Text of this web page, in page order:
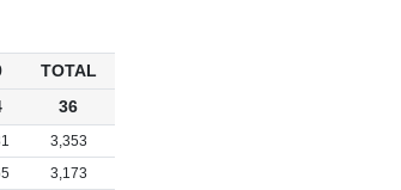
TOTAL
36
3,353
3,173